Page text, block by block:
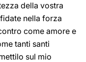
della vostra
nella forza
come amore e
tanti santi
sul mio